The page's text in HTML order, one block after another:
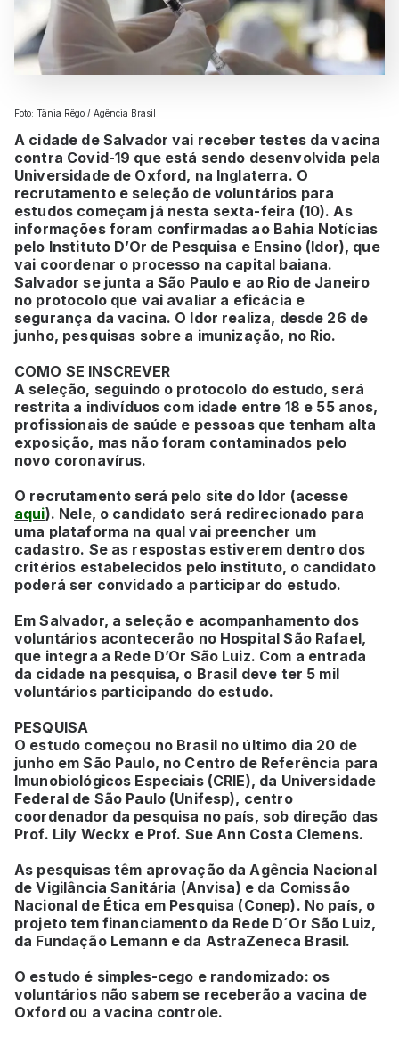
Foto: Tânia Rêgo / Agência Brasil
A cidade de Salvador vai receber testes da vacina
contra Covid-19 que está sendo desenvolvida pela
Universidade de Oxford, na Inglaterra. O
recrutamento e seleção de voluntários para
estudos começam já nesta sexta-feira (10). As
informações foram confirmadas ao Bahia Notícias
pelo Instituto D’Or de Pesquisa e Ensino (Idor), que
vai coordenar o processo na capital baiana.
Salvador se junta a São Paulo e ao Rio de Janeiro
no protocolo que vai avaliar a eficácia e
segurança da vacina. O Idor realiza, desde 26 de
junho, pesquisas sobre a imunização, no Rio.
COMO SE INSCREVER
A seleção, seguindo o protocolo do estudo, será
restrita a indivíduos com idade entre 18 e 55 anos,
profissionais de saúde e pessoas que tenham alta
exposição, mas não foram contaminados pelo
novo coronavírus.
O recrutamento será pelo site do Idor (acesse
aqui). Nele, o candidato será redirecionado para
uma plataforma na qual vai preencher um
cadastro. Se as respostas estiverem dentro dos
critérios estabelecidos pelo instituto, o candidato
poderá ser convidado a participar do estudo.
Em Salvador, a seleção e acompanhamento dos
voluntários acontecerão no Hospital São Rafael,
que integra a Rede D’Or São Luiz. Com a entrada
da cidade na pesquisa, o Brasil deve ter 5 mil
voluntários participando do estudo.
PESQUISA
O estudo começou no Brasil no último dia 20 de
junho em São Paulo, no Centro de Referência para
Imunobiológicos Especiais (CRIE), da Universidade
Federal de São Paulo (Unifesp), centro
coordenador da pesquisa no país, sob direção das
Prof. Lily Weckx e Prof. Sue Ann Costa Clemens.
As pesquisas têm aprovação da Agência Nacional
de Vigilância Sanitária (Anvisa) e da Comissão
Nacional de Ética em Pesquisa (Conep). No país, o
projeto tem financiamento da Rede D´Or São Luiz,
da Fundação Lemann e da AstraZeneca Brasil.
O estudo é simples-cego e randomizado: os
voluntários não sabem se receberão a vacina de
Oxford ou a vacina controle.